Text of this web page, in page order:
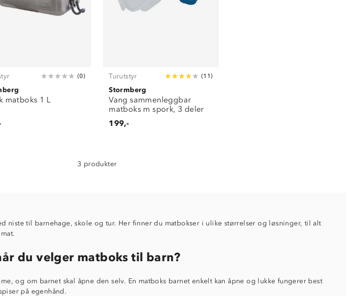
(0)
matboks 1 L
Turutstyr (11 )
Stormberg
Vang sammenleggbar
matboks m spork, 3 deler
199,-
3 produkter
niste til barnehage, skole og tur. Her finner du matbokser i ulike størrelser og løsninger, til alt
du velger matboks til barn?
og om barnet skal åpne den selv. En matboks barnet enkelt kan åpne og lukke fungerer best
på egenhånd.